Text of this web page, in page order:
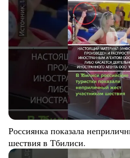
Россиянка показала
шествия в Тбилиси.